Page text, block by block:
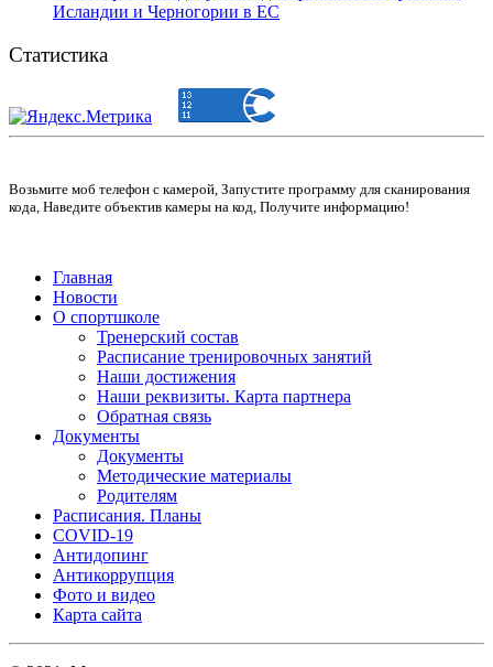
Исландии и Черногории в ЕС
Статистика
Возьмите моб телефон с камерой, Запустите программу для сканирования
кода, Наведите объектив камеры на код, Получите информацию!
Главная
Новости
О спортшколе
Тренерский состав
Расписание тренировочных занятий
Наши достижения
Наши реквизиты. Карта партнера
Обратная связь
Документы
Документы
Методические материалы
Родителям
Расписания. Планы
COVID-19
Антидопинг
Антикоррупция
Фото и видео
Карта сайта